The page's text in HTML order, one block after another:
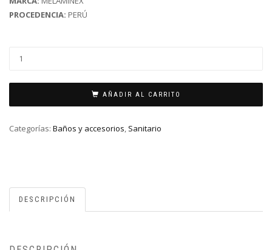
PROCEDENCIA: PERÚ
AÑADIR AL CARRITO
Categorías: Baños y accesorios Sanitario
DESCRIPCIÓN